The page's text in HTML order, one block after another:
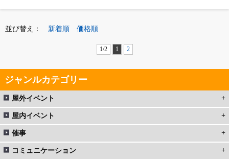
ジャンルカテゴリー
屋外イベント
屋内イベント
催事
コミュニケーション
並び替え： 新着順 価格順
1/2 1 2